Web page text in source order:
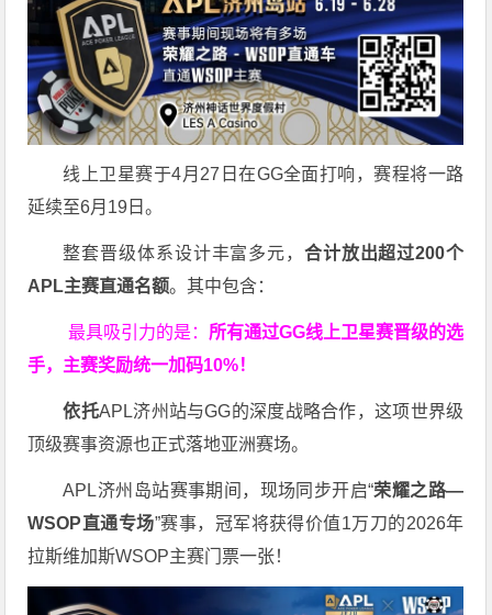
线上卫星赛于4月27日在GG全面打响，赛程将一路
延续至6月19日。
整套晋级体系设计丰富多元， 合计放出超过200个
APL主赛直通名额。其中包含：
最具吸引力的是： 所有通过GG线上卫星赛晋级的选
手，主赛奖励统一加码10%！
依托APL济州站与GG的深度战略合作，这项世界级
顶级赛事资源也正式落地亚洲赛场。
APL济州岛站赛事期间，现场同步开启“荣耀之路—
WSOP直通专场”赛事，冠军将获得价值1万刀的2026年
拉斯维加斯WSOP主赛门票一张！